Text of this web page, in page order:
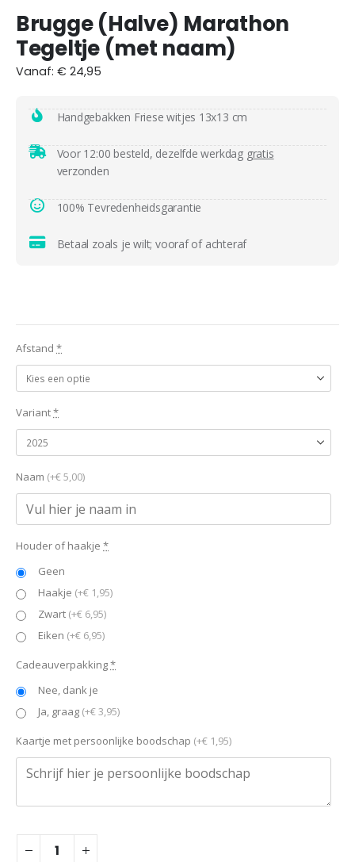
Brugge (Halve) Marathon
Tegeltje (met naam)
Vanaf: € 24,95
Handgebakken Friese witjes 13x13 cm
Voor 12:00 besteld, dezelfde werkdag gratis
verzonden
100% Tevredenheidsgarantie
Betaal zoals je wilt; vooraf of achteraf
Afstand *
Variant*
Naam (+€ 5,00)
Houder of haakje *
Geen
Haakje (+€ 1,95)
Zwart (+€ 6,95)
Eiken (+€ 6,95)
Cadeauverpakking*
Nee, dank je
Ja, graag (+€ 3,95)
Kaartje met persoonlijke boodschap (+€ 1,95)